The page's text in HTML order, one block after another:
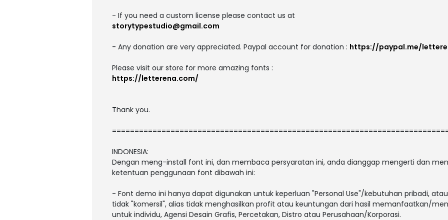
- If you need a custom license please contact us at
storytypestudio@gmail.com
- Any donation are very appreciated. Paypal account for donation : https://paypal.me/
Please visit our store for more amazing fonts :
https://letterena.com/
Thank you.
INDONESIA:
Dengan meng-install font ini, dan membaca persyaratan ini, anda dianggap mengerti dan
ketentuan penggunaan font dibawah ini:
- Font demo ini hanya dapat digunakan untuk keperluan "Personal Use"/kebutuhan pribadi,
tidak "komersil", alias tidak menghasilkan profit atau keuntungan dari hasil memanfaatkan/
untuk individu, Agensi Desain Grafis, Percetakan, Distro atau Perusahaan/Korporasi.